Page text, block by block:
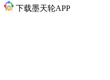
下载墨天轮APP